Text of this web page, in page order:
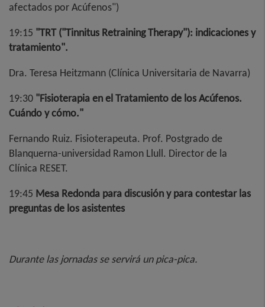
afectados por Acúfenos")
19:15 "TRT ("Tinnitus Retraining Therapy"): indicaciones y
tratamiento".
Dra. Teresa Heitzmann (Clínica Universitaria de Navarra)
19:30 "Fisioterapia en el Tratamiento de los Acúfenos.
Cuándo y cómo."
Fernando Ruiz. Fisioterapeuta. Prof. Postgrado de
Blanquerna-universidad Ramon Llull. Director de la
Clínica RESET.
19:45 Mesa Redonda para discusión y para contestar las
preguntas de los asistentes
Durante las jornadas se servirá un pica-pica.